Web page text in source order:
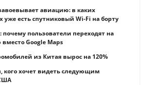
авиацию: в каких
уже есть спутниковый Wi-Fi на борту
почему пользователи переходят на
вместо Google Maps
из Китая вырос на 120%
кого хочет видеть следующим